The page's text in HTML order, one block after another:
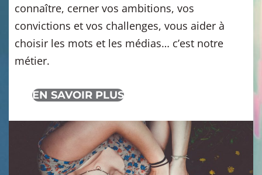
connaître, cerner vos ambitions, vos
convictions et vos challenges, vous aider à
choisir les mots et les médias… c’est notre
métier.
EN SAVOIR PLUS